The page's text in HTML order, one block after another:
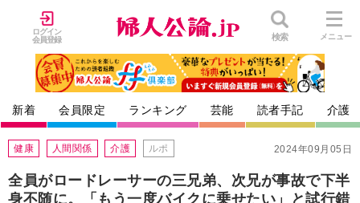
ログイン
会員登録
検索 メニュー
新着 会員限定 ランキング 芸能 読者手記 介護
2024年09月05日
健康 人間関係 介護 ルポ
全員がロードレーサーの三兄弟、次兄が事故で下半
身不随に。「もう一度バイクに乗せたい」と試行錯